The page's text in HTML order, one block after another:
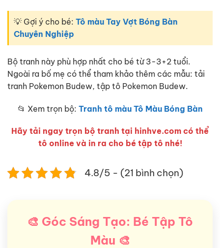
💡 Gợi ý cho bé: Tô màu Tay Vợt Bóng Bàn
Chuyên Nghiệp
Bộ tranh này phù hợp nhất cho bé từ 3-3+2 tuổi.
Ngoài ra bố mẹ có thể tham khảo thêm các mẫu: tải
tranh Pokemon Budew, tập tô Pokemon Budew.
📂 Xem trọn bộ: Tranh tô màu Tô Màu Bóng Bàn
Hãy tải ngay trọn bộ tranh tại hinhve.com có thể
tô online và in ra cho bé tập tô nhé!
4.8/5 - (21 bình chọn)
🎨 Góc Sáng Tạo: Bé Tập Tô
Màu 🎨